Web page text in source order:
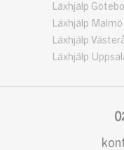
Läxhjälp
Läxhjälp Malmö
Läxhjälp
Läxhjälp